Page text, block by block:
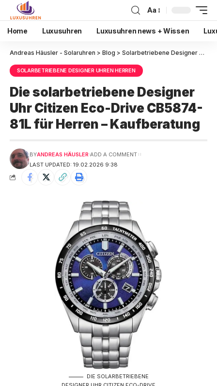
Aa
Home Luxusuhren Luxusuhren news + Wissen
Andreas Häusler - Solaruhren > Blog > Solarbetriebene Designer Uhren Herren
SOLARBETRIEBENE DESIGNER UHREN HERREN
Die solarbetriebene Designer
Uhr Citizen Eco-Drive CB5874-
81L für Herren – Kaufberatung
LAST UPDATED: 19.02.2026 9:38
BYANDREAS HÄUSLER ADD A COMMENT
DIE SOLARBETRIEBENE